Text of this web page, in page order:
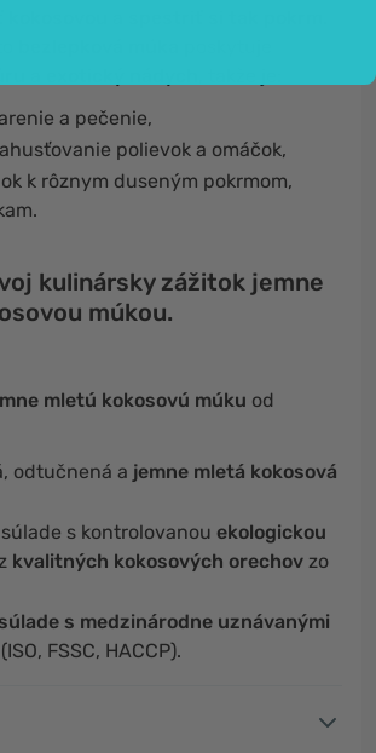
a pečenie,
polievok a omáčok,
k rôznym duseným pokrmom,
kulinársky zážitok jemne
múkou.
mletú kokosovú múku od
odtučnená a jemne mletá ​​kokosová
s kontrolovanou ekologickou
kvalitných kokosových orechov zo
s medzinárodne uznávanými
(ISO, FSSC, HACCP).